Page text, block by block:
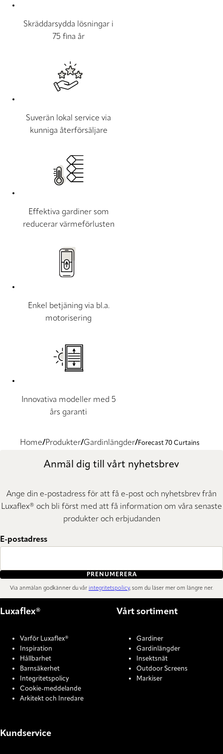
Skräddarsydda lösningar i
75 fina år
Suverän lokal service via
kunniga återförsäljare
Effektiva gardiner som
reducerar värmeförlusten
Enkel betjäning via bl.a.
motorisering
Innovativa modeller med 5
års garanti
Home Produkter Gardinlängder Forecast 70 Curtains
Anmäl dig till vårt nyhetsbrev
Ange din e-postadress för att få e-post och nyhetsbrev från
Luxaflex® och bli först med att få information om våra senaste
produkter och erbjudanden
E-postadress
PRENUMERERA
Via anmälan godkänner du vår integritetspolicy, som du läser mer om längre ner.
Luxaflex®
Varför Luxaflex®
Inspiration
Hållbarhet
Barnsäkerhet
Integritetspolicy
Cookie-meddelande
Arkitekt och Inredare
Vårt sortiment
Gardiner
Gardinlängder
Insektsnät
Outdoor Screens
Markiser
Kundservice